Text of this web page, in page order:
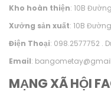
Kho hoàn thiện: 10B
Xưởng sản xuất: 10B
Điện Thoại: 098.2577752 .
Email:
MẠNG XÃ HỘI